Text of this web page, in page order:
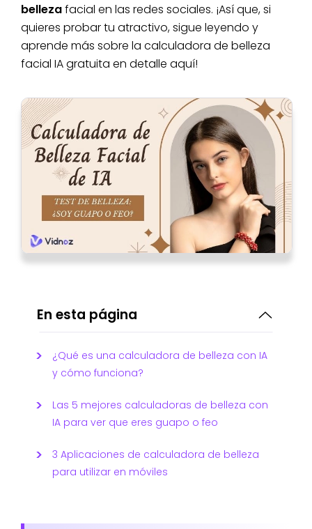
bellezafacial en las redes sociales. ¡Así que, si
quieres probar tu atractivo, sigue leyendo y
aprende más sobre la calculadora de belleza
facial IA gratuita en detalle aquí!
En esta página
¿Qué es una calculadora de belleza con IA
y cómo funciona?
Las 5 mejores calculadoras de belleza con
IA para ver que eres guapo o feo
3 Aplicaciones de calculadora de belleza
para utilizar en móviles